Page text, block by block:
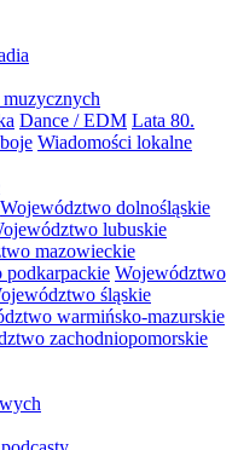
Dance / EDM Lata 80.
Wiadomości lokalne
Województwo dolnośląskie
lubuskie
mazowieckie
Województwo
śląskie
warmińsko-mazurskie
zachodniopomorskie